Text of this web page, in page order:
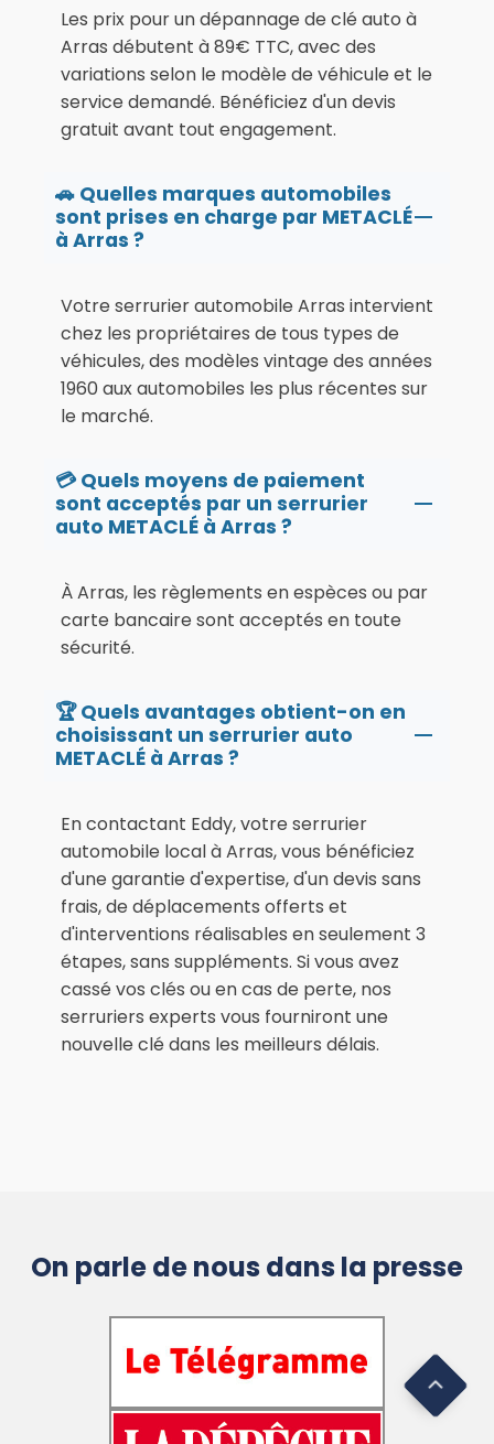
Les prix pour un dépannage de clé auto à
Arras débutent à 89€ TTC, avec des
variations selon le modèle de véhicule et le
service demandé. Bénéficiez d'un devis
gratuit avant tout engagement.
🚗 Quelles marques automobiles
sont prises en charge par METACLÉ
à Arras ?
Votre serrurier automobile Arras intervient
chez les propriétaires de tous types de
véhicules, des modèles vintage des années
1960 aux automobiles les plus récentes sur
le marché.
💳 Quels moyens de paiement
sont acceptés par un serrurier
auto METACLÉ à Arras ?
À Arras, les règlements en espèces ou par
carte bancaire sont acceptés en toute
sécurité.
🏆 Quels avantages obtient-on en
choisissant un serrurier auto
METACLÉ à Arras ?
En contactant Eddy, votre serrurier
automobile local à Arras, vous bénéficiez
d'une garantie d'expertise, d'un devis sans
frais, de déplacements offerts et
d'interventions réalisables en seulement 3
étapes, sans suppléments. Si vous avez
cassé vos clés ou en cas de perte, nos
serruriers experts vous fourniront une
nouvelle clé dans les meilleurs délais.
On parle de nous dans la presse